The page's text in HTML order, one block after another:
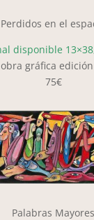
Perdidos en el
disponible
gráfica
75€
Palabras Mayores